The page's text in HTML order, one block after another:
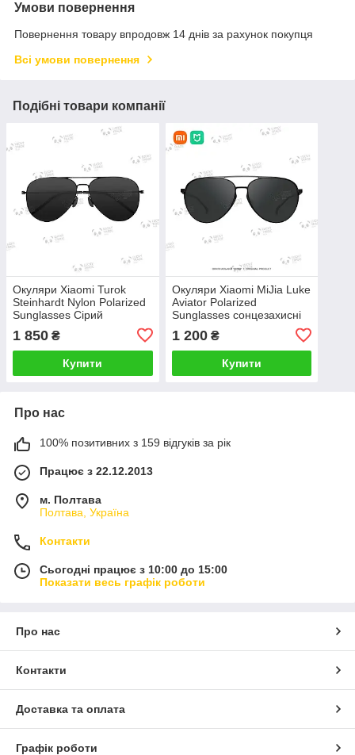
Умови повернення
Повернення товару впродовж 14 днів за рахунок покупця
Всі умови повернення
Подібні товари компанії
Окуляри Xiaomi Turok
Steinhardt Nylon Polarized
Sunglasses Сірий
(TSS101-2 DMU4004RT)
1171P
1 850 ₴
Купити
Окуляри Xiaomi MiJia Luke
Aviator Polarized
Sunglasses сонцезахисні
BHR6252CN)
1 200₴
Купити
Про нас
100% позитивних з 159 відгуків за рік
Працює з 22.12.2013
м. Полтава
Полтава, Україна
Контакти
Сьогодні працює з 10:00 до 15:00
Показати весь графік роботи
Про нас
Контакти
Доставка та оплата
Графік роботи